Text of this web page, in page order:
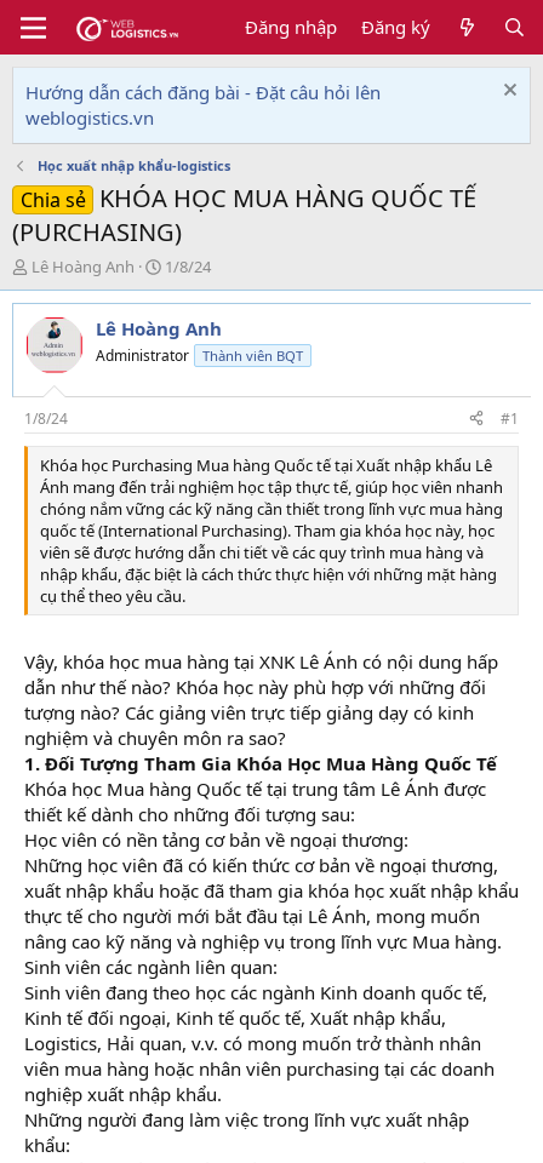
Đăng nhập Đăng ký
Hướng dẫn cách đăng bài - Đặt câu hỏi lên
weblogistics.vn
Học xuất nhập khẩu-logistics
Chia sẻ
KHÓA HỌC MUA HÀNG QUỐC TẾ
(PURCHASING)
T
h
r
e
a
d
s
t
a
Lê Hoàng Anh
N
g
à
y
g
i
1/8/24
Lê Hoàng Anh
Administrator Thành viên BQT
1/8/24 #1
Khóa học Purchasing Mua hàng Quốc tế tại Xuất nhập khẩu Lê
Ánh mang đến trải nghiệm học tập thực tế, giúp học viên nhanh
chóng nắm vững các kỹ năng cần thiết trong lĩnh vực mua hàng
quốc tế (International Purchasing). Tham gia khóa học này, học
viên sẽ được hướng dẫn chi tiết về các quy trình mua hàng và
nhập khẩu, đặc biệt là cách thức thực hiện với những mặt hàng
cụ thể theo yêu cầu.
Vậy, khóa học mua hàng tại XNK Lê Ánh có nội dung hấp
dẫn như thế nào? Khóa học này phù hợp với những đối
tượng nào? Các giảng viên trực tiếp giảng dạy có kinh
nghiệm và chuyên môn ra sao?
1. Đối Tượng Tham Gia Khóa Học Mua Hàng Quốc Tế
Khóa học Mua hàng Quốc tế tại trung tâm Lê Ánh được
thiết kế dành cho những đối tượng sau:
Học viên có nền tảng cơ bản về ngoại thương:
Những học viên đã có kiến thức cơ bản về ngoại thương,
xuất nhập khẩu hoặc đã tham gia khóa học xuất nhập khẩu
thực tế cho người mới bắt đầu tại Lê Ánh, mong muốn
nâng cao kỹ năng và nghiệp vụ trong lĩnh vực Mua hàng.
Sinh viên các ngành liên quan:
Sinh viên đang theo học các ngành Kinh doanh quốc tế,
Kinh tế đối ngoại, Kinh tế quốc tế, Xuất nhập khẩu,
Logistics, Hải quan, v.v. có mong muốn trở thành nhân
viên mua hàng hoặc nhân viên purchasing tại các doanh
nghiệp xuất nhập khẩu.
Những người đang làm việc trong lĩnh vực xuất nhập
khẩu: